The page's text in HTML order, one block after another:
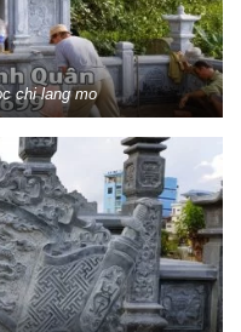
chi lang mo